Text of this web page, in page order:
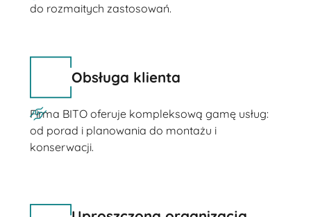
do rozmaitych zastosowań.
Obsługa klienta
Firma BITO oferuje kompleksową gamę usług:
od porad i planowania do montażu i
konserwacji.